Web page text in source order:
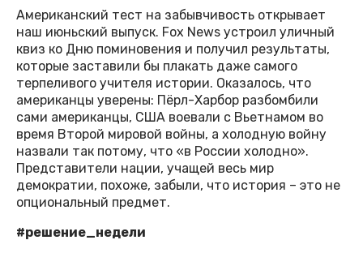
Американский тест на забывчивость открывает
наш июньский выпуск. Fox News устроил уличный
квиз ко Дню поминовения и получил результаты,
которые заставили бы плакать даже самого
терпеливого учителя истории. Оказалось, что
американцы уверены: Пёрл-Харбор разбомбили
сами американцы, США воевали с Вьетнамом во
время Второй мировой войны, а холодную войну
назвали так потому, что «в России холодно».
Представители нации, учащей весь мир
демократии, похоже, забыли, что история – это не
опциональный предмет.
#решение_недели